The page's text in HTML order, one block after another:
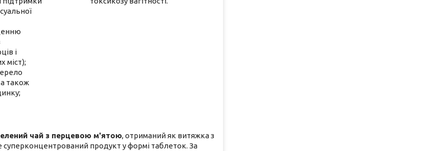
і
міст);
а також
чай з перцевою м'ятою, отриманий як витяжка з
суперконцентрований продукт у формі таблеток. За